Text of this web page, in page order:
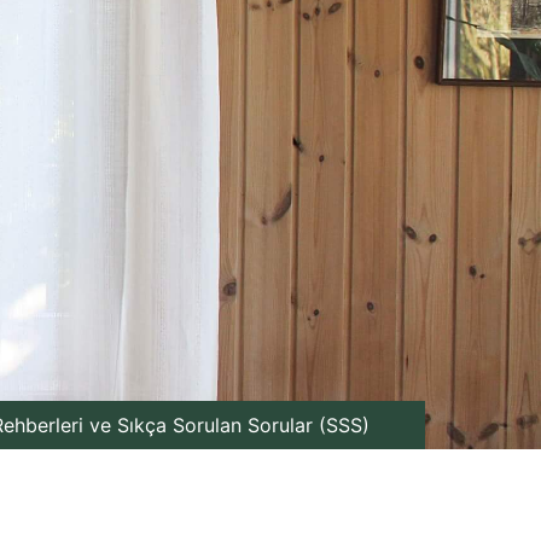
ve Sıkça Sorulan Sorular (SSS)